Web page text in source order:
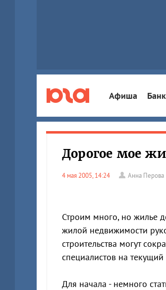
Афиша
Дорогое мое
4 мая 2005, 14:24 Анна Перова
Строим много, но жилье
жилой недвижимости
строительства могут
специалистов на текущий
Для начала - немного